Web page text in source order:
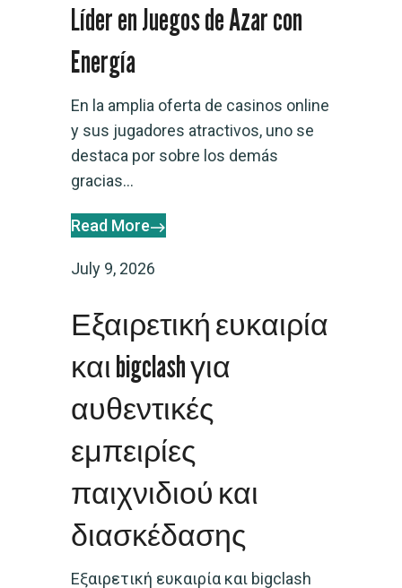
Líder en Juegos de Azar con
Energía
En la amplia oferta de casinos online
y sus jugadores atractivos, uno se
destaca por sobre los demás
gracias...
Read More
July 9, 2026
Εξαιρετική ευκαιρία
και bigclash για
αυθεντικές
εμπειρίες
παιχνιδιού και
διασκέδασης
Εξαιρετική ευκαιρία και bigclash